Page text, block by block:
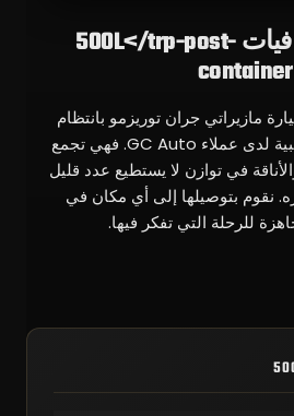
إيجار سيارة فيات 500L</trp-post-
container
مازيراتي جران توريزمو بانتظام
بين أكثر السيارات شعبية لدى عملاء GC Auto. فهي تجمع
في توازن لا يستطيع عدد قليل
نقوم بتوصيلها إلى أي مكان في
للرحلة التي تفكر فيها.